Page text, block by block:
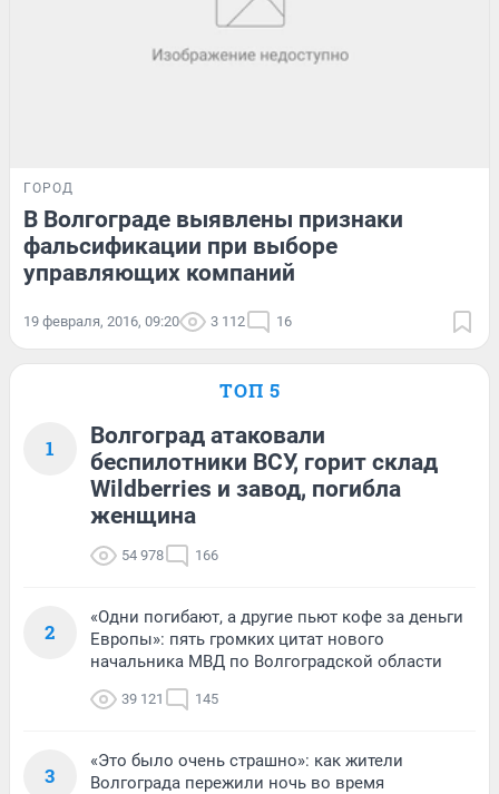
ГОРОД
В Волгограде выявлены признаки
фальсификации при выборе
управляющих компаний
19 февраля, 2016, 09:20 3 112 16
ТОП 5
1
Волгоград атаковали
беспилотники ВСУ, горит склад
Wildberries и завод, погибла
женщина
54 978 166
2
«Одни погибают, а другие пьют кофе за деньги
Европы»: пять громких цитат нового
начальника МВД по Волгоградской области
39 121 145
3
«Это было очень страшно»: как жители
Волгограда пережили ночь во время